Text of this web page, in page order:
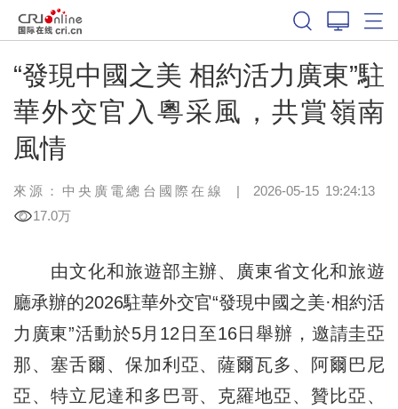
“發現中國之美 相約活力廣東”駐
華外交官入粵采風，共賞嶺南
風情
來源：中央廣電總台國際在線 | 2026-05-15 19:24:13
17.0万
由文化和旅遊部主辦、廣東省文化和旅遊
廳承辦的2026駐華外交官“發現中國之美·相約活
力廣東”活動於5月12日至16日舉辦，邀請圭亞
那、塞舌爾、保加利亞、薩爾瓦多、阿爾巴尼
亞、特立尼達和多巴哥、克羅地亞、贊比亞、